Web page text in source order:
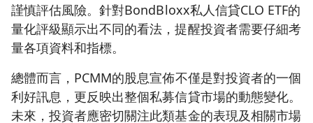
謹慎評估風險。針對BondBloxx私人信貸CLO ETF的
量化評級顯示出不同的看法，提醒投資者需要仔細考
量各項資料和指標。
總體而言，PCMM的股息宣佈不僅是對投資者的一個
利好訊息，更反映出整個私募信貸市場的動態變化。
未來，投資者應密切關注此類基金的表現及相關市場